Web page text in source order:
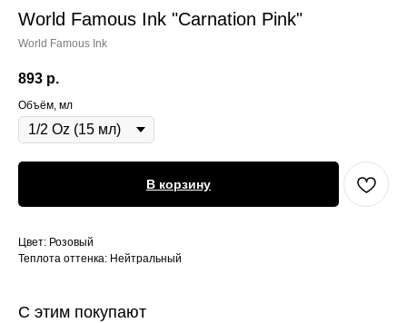
World Famous Ink "Carnation Pink"
World Famous Ink
893 р.
Объём, мл
В корзину
Цвет: Розовый
Теплота оттенка: Нейтральный
С этим покупают